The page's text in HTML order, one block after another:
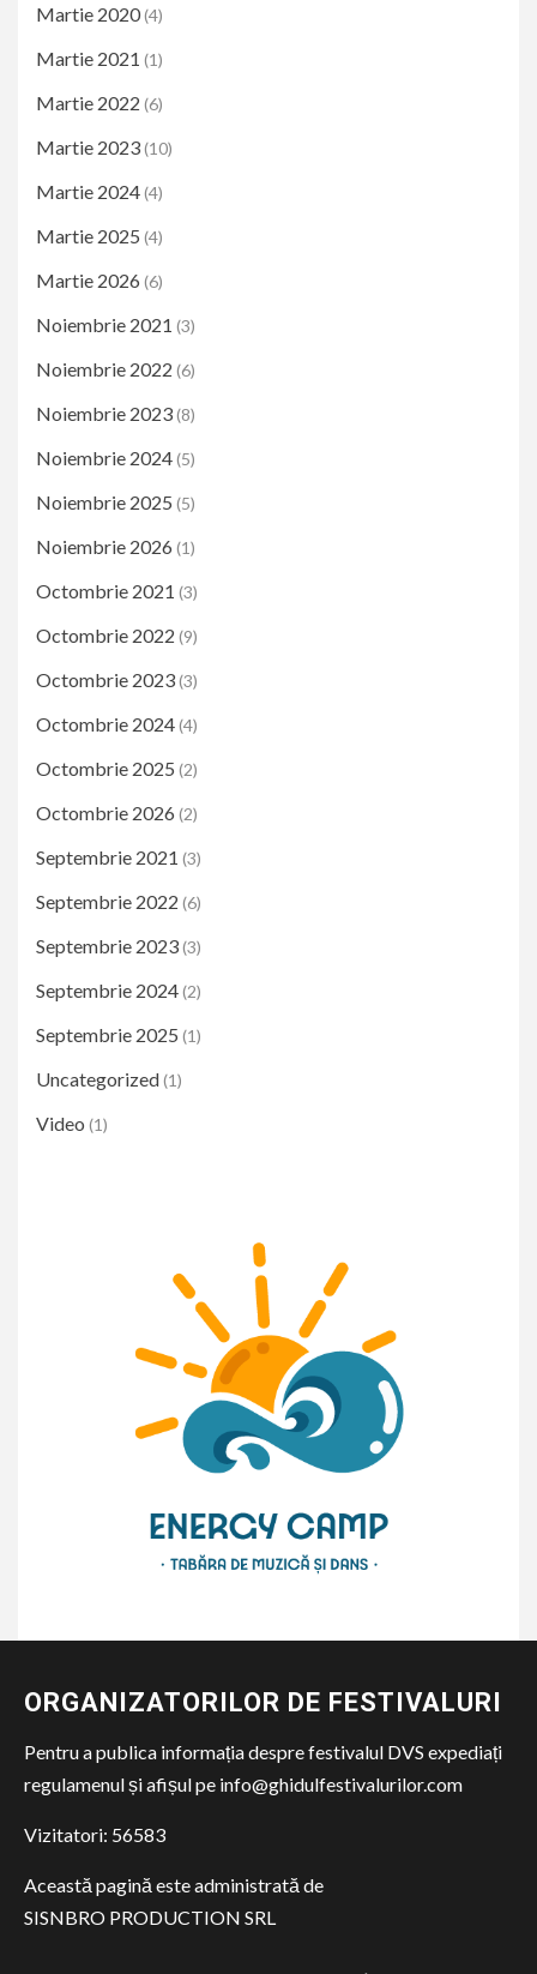
Martie 2020(4)
Martie 2021 (1)
Martie 2022 (6)
Martie 2023(10)
Martie 2024(4)
Martie 2025 (4)
Martie 2026 (6)
Noiembrie 2021 (3)
Noiembrie 2022 (6)
Noiembrie 2023(8)
Noiembrie 2024(5)
Noiembrie 2025 (5)
Noiembrie 2026 (1)
Octombrie 2021 (3)
Octombrie 2022 (9)
Octombrie 2023(3)
Octombrie 2024(4)
Octombrie 2025 (2)
Octombrie 2026 (2)
Septembrie 2021 (3)
Septembrie 2022 (6)
Septembrie 2023(3)
Septembrie 2024(2)
Septembrie 2025 (1)
Uncategorized(1)
Video (1)
ORGANIZATORILOR DE FESTIVALURI
Pentru a publica informația despre festivalul DVS expediați
regulamenul și afișul pe info@ghidulfestivalurilor.com
Vizitatori: 56583
Această pagină este administrată de
SISNBRO PRODUCTION SRL